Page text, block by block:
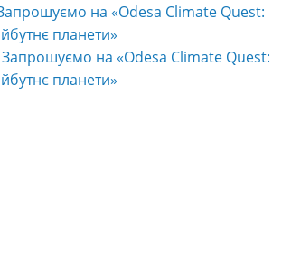
на «Odesa Climate Quest:
планети»
Запрошуємо на «Odesa Climate Quest:
планети»